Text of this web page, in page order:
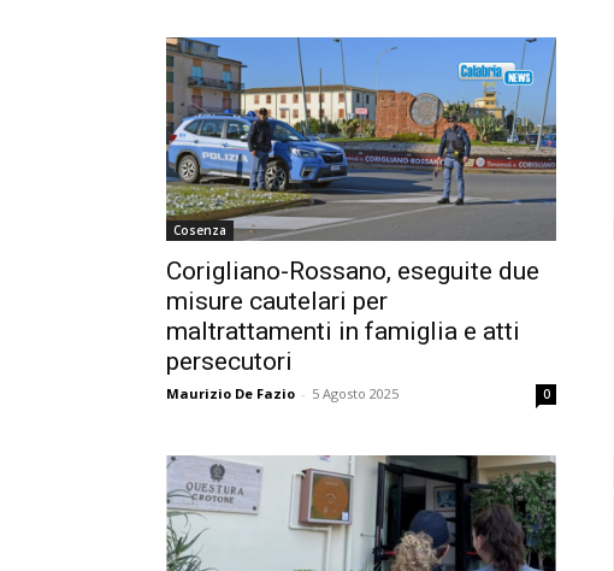
Cosenza
Corigliano-Rossano, eseguite due
misure cautelari per
maltrattamenti in famiglia e atti
persecutori
Maurizio De Fazio - 5 Agosto 2025 0